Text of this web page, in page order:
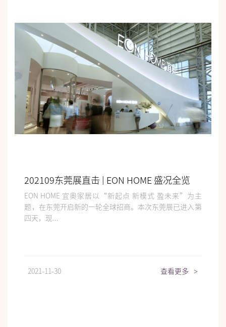
202109东莞展直击 | EON HOME 盛况全览
EON HOME 宜奥家居以“新起点 新模式 盈未来”为主
题，在东莞开启新的一轮全球招商。本次东莞展已进入第
四天，现...
2021-11-30 查看更多 >